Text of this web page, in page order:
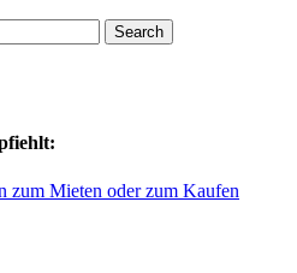
zum Mieten oder zum Kaufen